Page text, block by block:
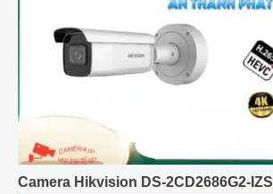
Camera Hikvision DS-2CD2686G2-IZS